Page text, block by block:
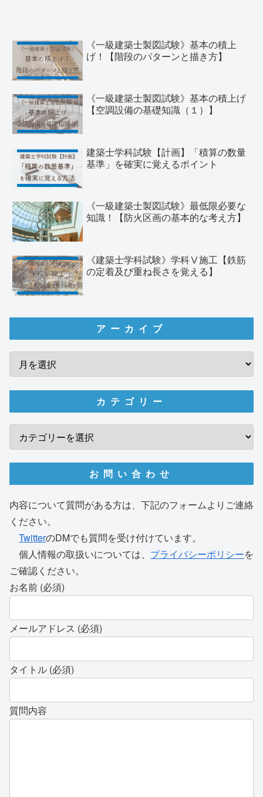
《一級建築士製図試験》基本の積上
げ！【階段のパターンと描き方】
《一級建築士製図試験》基本の積上げ
【空調設備の基礎知識（１）】
建築士学科試験【計画】「積算の数量
基準」を確実に覚えるポイント
《一級建築士製図試験》最低限必要な
知識！【防火区画の基本的な考え方】
《建築士学科試験》学科Ⅴ施工【鉄筋
の定着及び重ね長さを覚える】
アーカイブ
カテゴリー
お問い合わせ
内容について質問がある方は、下記のフォームよりご連絡
ください。
TwitterのDMでも質問を受け付けています。
個人情報の取扱いについては、 プライバシーポリシーを
ご確認ください。
お名前 (必須)
メールアドレス (必須)
タイトル (必須)
質問内容